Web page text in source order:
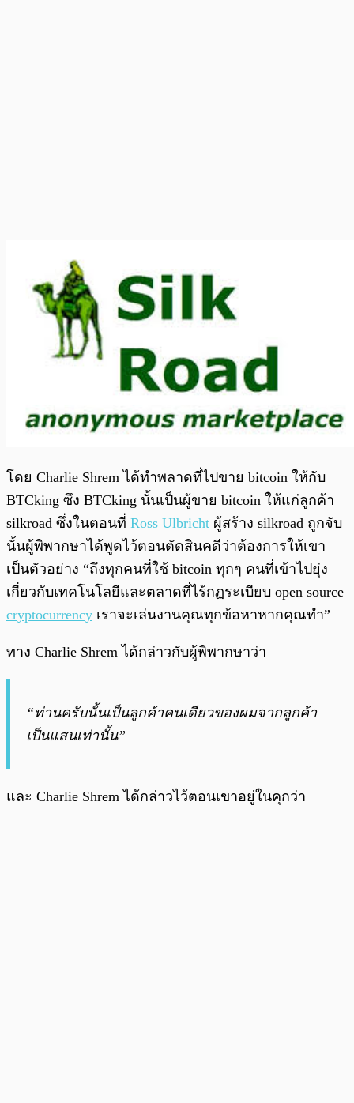
โดย Charlie Shrem ได้ทำพลาดที่ไปขาย bitcoin ให้กับ
BTCking ซึง BTCking นั้นเป็นผู้ขาย bitcoin ให้แก่ลูกค้า
silkroad ซึ่งในตอนที่ Ross Ulbricht ผู้สร้าง silkroad ถูกจับ
นั้นผู้พิพากษาได้พูดไว้ตอนตัดสินคดีว่าต้องการให้เขา
เป็นตัวอย่าง “ถึงทุกคนที่ใช้ bitcoin ทุกๆ คนที่เข้าไปยุ่ง
เกี่ยวกับเทคโนโลยีและตลาดที่ไร้กฏระเบียบ open source
cryptocurrency เราจะเล่นงานคุณทุกข้อหาหากคุณทำ”
ทาง Charlie Shrem ได้กล่าวกับผู้พิพากษาว่า
“ท่านครับนั้นเป็นลูกค้าคนเดียวของผมจากลูกค้า
เป็นแสนเท่านั้น”
และ Charlie Shrem ได้กล่าวไว้ตอนเขาอยู่ในคุกว่า